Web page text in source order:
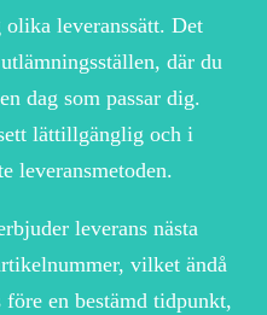
leveranssätt. Det
där du
dag som passar dig.
lättillgänglig och i
leveransmetoden.
leverans nästa
vilket ändå
en bestämd tidpunkt,